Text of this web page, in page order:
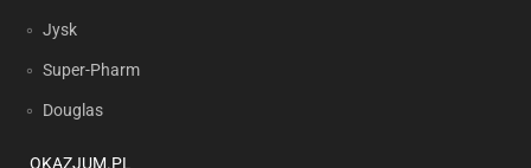
Jysk
Super-Pharm
Douglas
OKAZJUM.PL